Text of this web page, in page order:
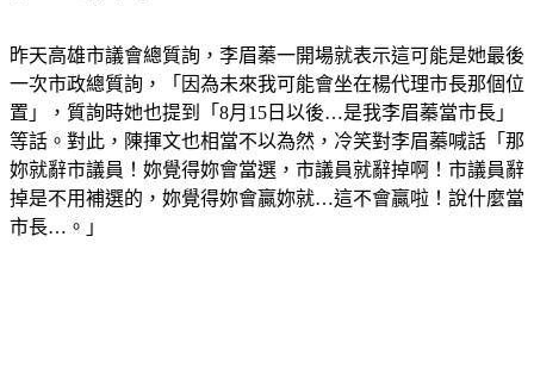
昨天高雄市議會總質詢，李眉蓁一開場就表示這可能是她最後
一次市政總質詢，「因為未來我可能會坐在楊代理市長那個位
置」，質詢時她也提到「8月15日以後…是我李眉蓁當市長」
等話。對此，陳揮文也相當不以為然，冷笑對李眉蓁喊話「那
妳就辭市議員！妳覺得妳會當選，市議員就辭掉啊！市議員辭
掉是不用補選的，妳覺得妳會贏妳就…這不會贏啦！說什麼當